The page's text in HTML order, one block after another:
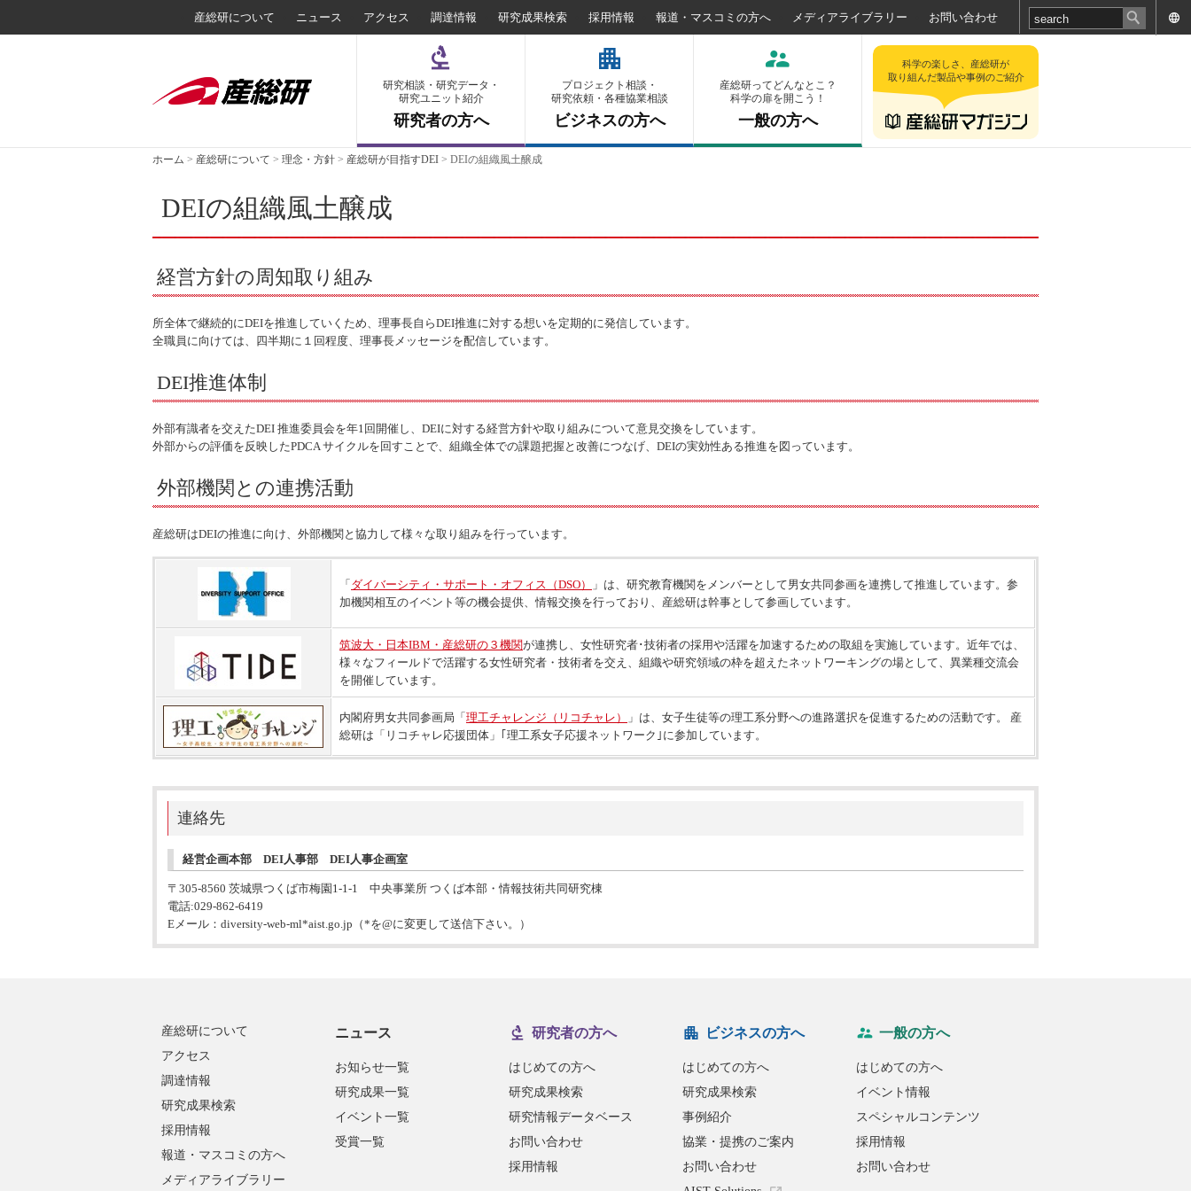
産総研について ニュース アクセス 調達情報 研究成果検索 採用情報 報道・マスコミの方へ メディアライブラリー お問い合わせ
研究相談・研究データ・
研究ユニット紹介
研究者の方へ
プロジェクト相談・
研究依頼・各種協業相談
ビジネスの方へ
産総研ってどんなとこ？
科学の扉を開こう！
一般の方へ
科学の楽しさ、産総研が
取り組んだ製品や事例のご紹介
ホーム > 産総研について > 理念・方針 > 産総研が目指すDEI > DEIの組織風土醸成
DEIの組織風土醸成
経営方針の周知取り組み
所全体で継続的にDEIを推進していくため、理事長自らDEI推進に対する想いを定期的に発信しています。
全職員に向けては、四半期に１回程度、理事長メッセージを配信しています。
DEI推進体制
外部有識者を交えたDEI 推進委員会を年1回開催し、DEIに対する経営方針や取り組みについて意見交換をしています。
外部からの評価を反映したPDCA サイクルを回すことで、組織全体での課題把握と改善につなげ、DEIの実効性ある推進を図っています。
外部機関との連携活動
産総研はDEIの推進に向け、外部機関と協力して様々な取り組みを行っています。
「 ダイバーシティ・サポート・オフィス（DSO）
」は、研究教育機関をメンバーとして男女共同参画を連携して推進しています。参
加機関相互のイベント等の機会提供、情報交換を行っており、産総研は幹事として参画しています。
筑波大・日本IBM・産総研の３機関が連携し、女性研究者･技術者の採用や活躍を加速するための取組を実施しています。近年では、
様々なフィールドで活躍する女性研究者・技術者を交え、組織や研究領域の枠を超えたネットワーキングの場として、異業種交流会
を開催しています。
内閣府男女共同参画局「 理工チャレンジ（リコチャレ）
」は、女子生徒等の理工系分野への進路選択を促進するための活動です。 産
総研は「リコチャレ応援団体」｢理工系女子応援ネットワーク｣に参加しています。
連絡先
経営企画本部 DEI人事部 DEI人事企画室
〒305-8560 茨城県つくば市梅園1-1-1 中央事業所 つくば本部・情報技術共同研究棟
電話:029-862-6419
Eメール：diversity-web-ml*aist.go.jp（*を@に変更して送信下さい。）
産総研について
アクセス
調達情報
研究成果検索
採用情報
報道・マスコミの方へ
メディアライブラリー
ニュース
お知らせ一覧
研究成果一覧
イベント一覧
受賞一覧
研究者の方へ
はじめての方へ
研究成果検索
研究情報データベース
お問い合わせ
採用情報
ビジネスの方へ
はじめての方へ
研究成果検索
事例紹介
協業・提携のご案内
お問い合わせ
一般の方へ
はじめての方へ
イベント情報
スペシャルコンテンツ
採用情報
お問い合わせ